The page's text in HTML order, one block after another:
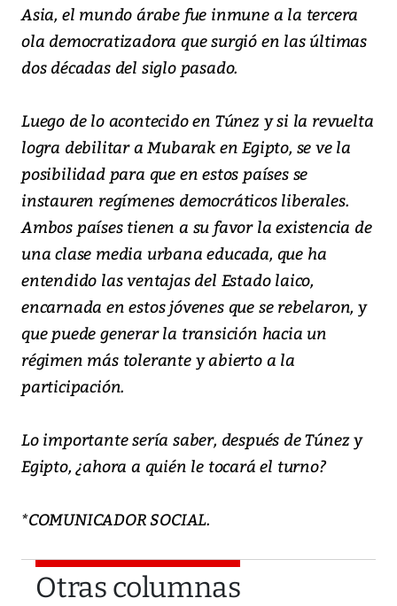
Asia, el mundo árabe fue inmune a la tercera
ola democratizadora que surgió en las últimas
dos décadas del siglo pasado.
Luego de lo acontecido en Túnez y si la revuelta
logra debilitar a Mubarak en Egipto, se ve la
posibilidad para que en estos países se
instauren regímenes democráticos liberales.
Ambos países tienen a su favor la existencia de
una clase media urbana educada, que ha
entendido las ventajas del Estado laico,
encarnada en estos jóvenes que se rebelaron, y
que puede generar la transición hacia un
régimen más tolerante y abierto a la
participación.
Lo importante sería saber, después de Túnez y
Egipto, ¿ahora a quién le tocará el turno?
*COMUNICADOR SOCIAL.
Otras columnas